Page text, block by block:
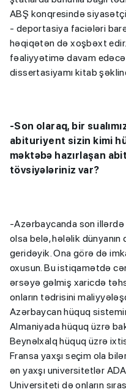
ABŞ konqresində
- deportasiya faciələri
həqiqətən də xoşbəxt
fəaliyyətimə davam
dissertasiyamı kitab
-Son olaraq, bir
abituriyent sizin kimi
məktəbə hazırlaşan
tövsiyələriniz var?
-Azərbaycanda son
olsa belə, hələlik
geridəyik. Ona görə də
oxusun. Bu istiqamətdə
ərsəyə gəlmiş xaricdə
onların tədrisini
Azərbaycan hüquq
Almaniyada hüquq üzrə
Beynəlxalq hüquq üzrə
Fransa yaxşı seçim ola
ən yaxşı universitetlər
Universiteti də onların